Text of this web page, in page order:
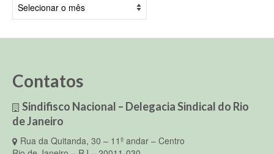
Contatos
Sindifisco Nacional – Delegacia Sindical do Rio
de Janeiro
Rua da Quitanda, 30 – 11º andar – Centro